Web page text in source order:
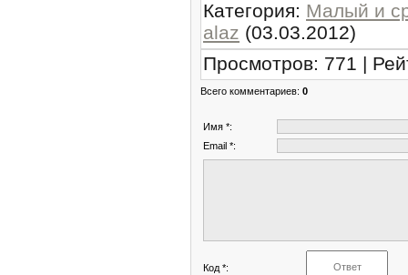
Категория: Малый и
alaz (03.03.2012)
Просмотров: 771 |
Всего комментариев: 0
Имя *:
Email *:
Код *: